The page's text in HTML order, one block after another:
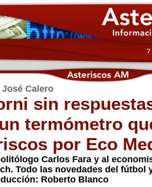
7
Calero
sin
termómetro
por Eco
Carlos Fara y al
Todo las novedades del fútbol
Roberto Blanco